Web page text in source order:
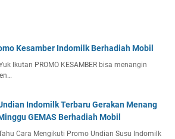
Kesamber Indomilk Berhadiah Mobil
Ikutan PROMO KESAMBER bisa menangin
Indomilk Terbaru Gerakan Menang
GEMAS Berhadiah Mobil
Cara Mengikuti Promo Undian Susu Indomilk